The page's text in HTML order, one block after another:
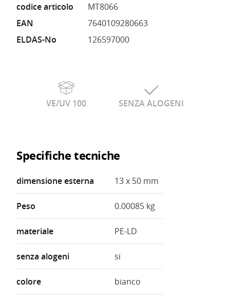
codice articolo
MT8066
EAN
7640109280663
ELDAS-No
126597000
VE/UV 100 SENZA ALOGENI
Specifiche tecniche
dimensione esterna 13 x 50 mm
Peso 0.00085 kg
materiale PE-LD
senza alogeni si
colore bianco